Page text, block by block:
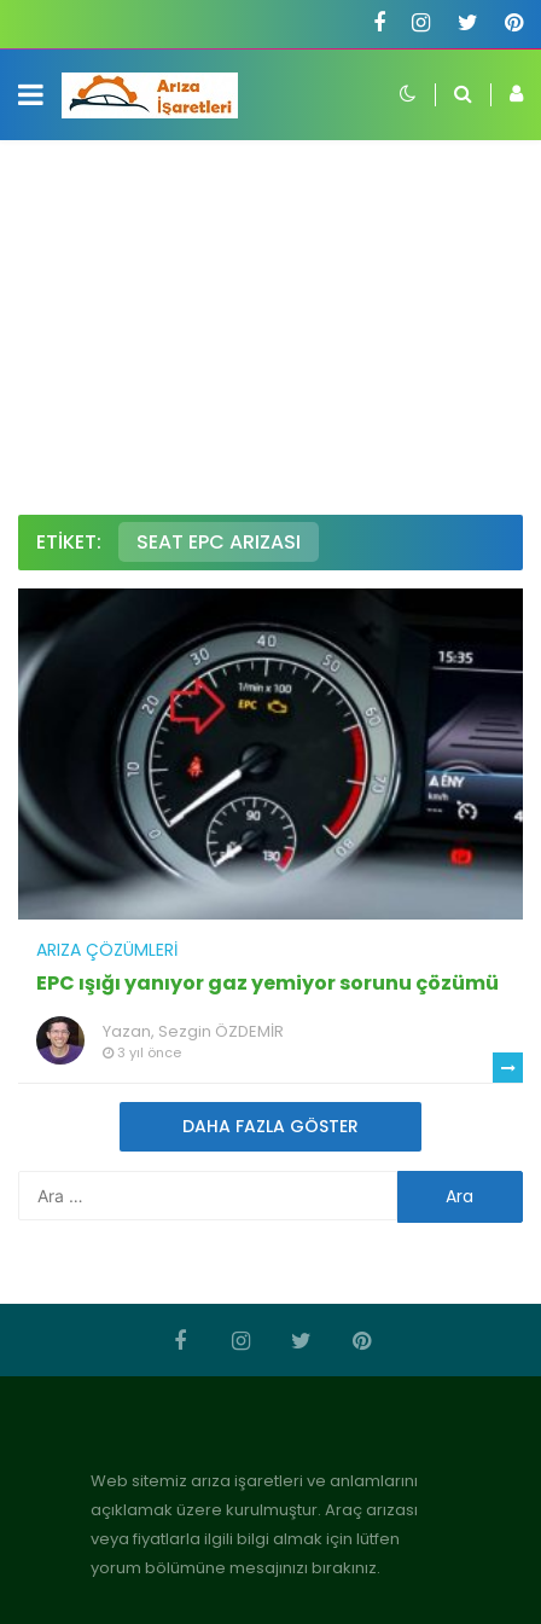
ETIKET: SEAT EPC ARIZASI
ARIZA ÇÖZÜMLERI
EPC ışığı yanıyor gaz yemiyor sorunu çözümü
Yazan, Sezgin ÖZDEMİR
3 yıl önce
DAHA FAZLA GÖSTER
Web sitemiz arıza işaretleri ve anlamlarını
açıklamak üzere kurulmuştur. Araç arızası
veya fiyatlarla ilgili bilgi almak için lütfen
yorum bölümüne mesajınızı bırakınız.